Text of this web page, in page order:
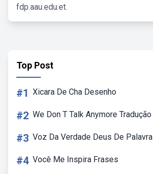
fdp.aau.edu.et.
Top Post
#1 Xicara De Cha Desenho
#2 We Don T Talk Anymore Tradução
#3 Voz Da Verdade Deus De Palavra
#4 Você Me Inspira Frases